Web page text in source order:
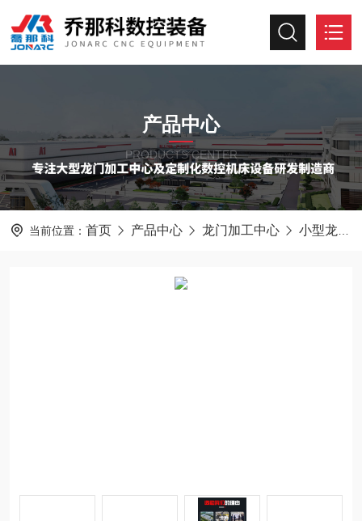
产品中心
PRODUCTS CENTER
当前位置： 首页 产品中心 龙门加工中心 小型龙门加工中心